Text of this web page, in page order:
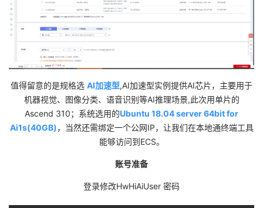
藏
值得留意的是规格选 AI加速型,AI加速型实例提供AI芯片，主要用于
机器视觉、图像分类、语音识别等AI推理场景,此次用单片的
Ascend 310；系统选用的Ubuntu 18.04 server 64bit for
Ai1s(40GB)，当然还需绑定一个公网IP，让我们在本地通终端工具
能够访问到ECS。
账号准备
登录修改HwHiAiUser 密码